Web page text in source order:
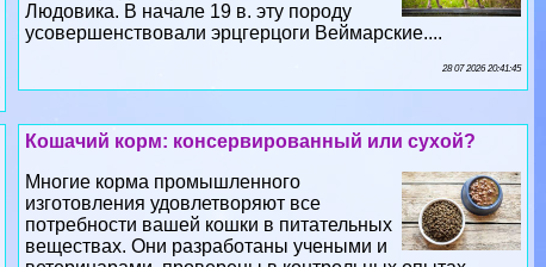
Кошачий корм: консервированный или сухой?
изготовления удовлетворяют все
потребности вашей кошки в питательных
веществах. Они разработаны учеными и
ветеринарами, проверены в контрольных опытах...
26 07 2026 9:40:40